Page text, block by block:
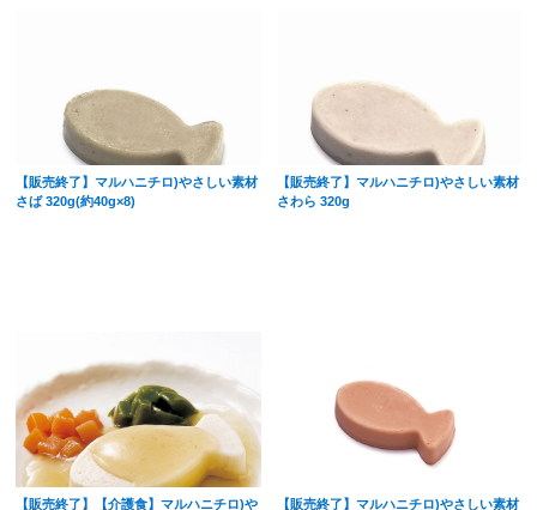
【販売終了】マルハニチロ)やさしい素材
さば 320g(約40g×8)
【販売終了】マルハニチロ)やさしい素材
さわら 320g
【販売終了】【介護食】マルハニチロ)や
【販売終了】マルハニチロ)やさしい素材